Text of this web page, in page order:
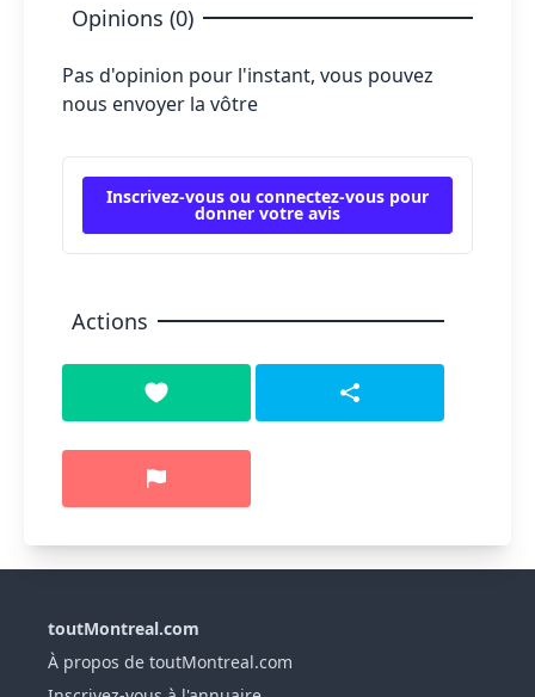
Opinions (0)
Pas d'opinion pour l'instant, vous pouvez
nous envoyer la vôtre
Inscrivez-vous ou connectez-vous pour
donner votre avis
Actions
toutMontreal.com
À propos de toutMontreal.com